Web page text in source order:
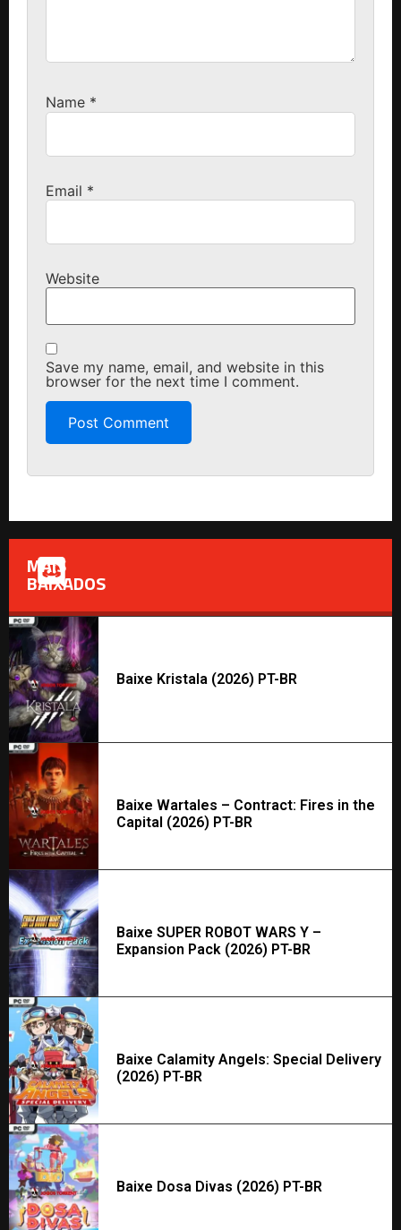
Name *
Email *
Website
Save my name, email, and website in this
browser for the next time I comment.
MAIS
BAIXADOS
Baixe Kristala (2026) PT-BR
Baixe Wartales – Contract: Fires in the
Capital (2026) PT-BR
Baixe SUPER ROBOT WARS Y –
Expansion Pack (2026) PT-BR
Baixe Calamity Angels: Special Delivery
(2026) PT-BR
Baixe Dosa Divas (2026) PT-BR